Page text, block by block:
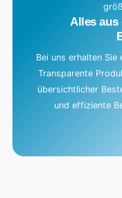
Alles aus
Bei uns erhalten
Transparente
übersichtlicher
und effiziente